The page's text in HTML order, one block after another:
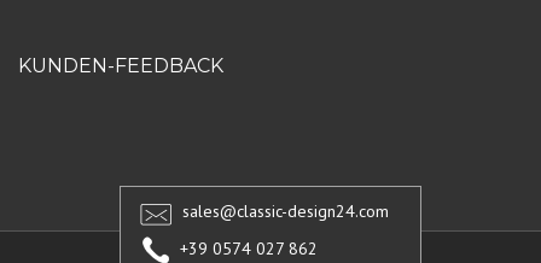
KUNDEN-FEEDBACK
sales@classic-design24.com
+39 0574 027 862